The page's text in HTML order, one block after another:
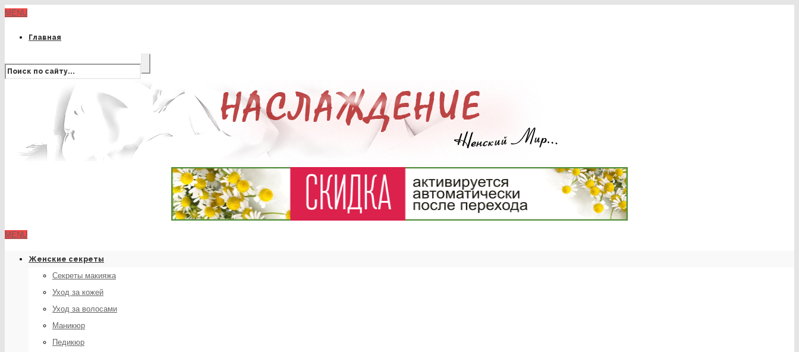
MENU
Главная
MENU
Женские секреты
Секреты макияжа
Уход за кожей
Уход за волосами
Маникюр
Педикюр